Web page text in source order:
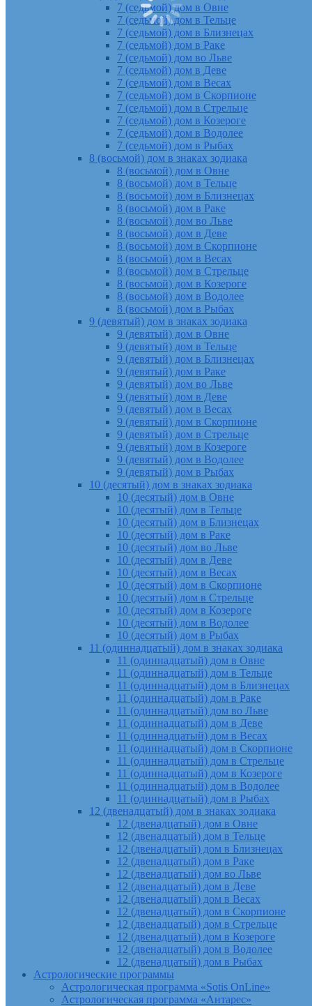
7 (седьмой) дом в Овне
7 (седьмой) дом в Тельце
7 (седьмой) дом в Близнецах
7 (седьмой) дом в Раке
7 (седьмой) дом во Льве
7 (седьмой) дом в Деве
7 (седьмой) дом в Весах
7 (седьмой) дом в Скорпионе
7 (седьмой) дом в Стрельце
7 (седьмой) дом в Козероге
7 (седьмой) дом в Водолее
7 (седьмой) дом в Рыбах
8 (восьмой) дом в знаках зодиака
8 (восьмой) дом в Овне
8 (восьмой) дом в Тельце
8 (восьмой) дом в Близнецах
8 (восьмой) дом в Раке
8 (восьмой) дом во Льве
8 (восьмой) дом в Деве
8 (восьмой) дом в Скорпионе
8 (восьмой) дом в Весах
8 (восьмой) дом в Стрельце
8 (восьмой) дом в Козероге
8 (восьмой) дом в Водолее
8 (восьмой) дом в Рыбах
9 (девятый) дом в знаках зодиака
9 (девятый) дом в Овне
9 (девятый) дом в Тельце
9 (девятый) дом в Близнецах
9 (девятый) дом в Раке
9 (девятый) дом во Льве
9 (девятый) дом в Деве
9 (девятый) дом в Весах
9 (девятый) дом в Скорпионе
9 (девятый) дом в Стрельце
9 (девятый) дом в Козероге
9 (девятый) дом в Водолее
9 (девятый) дом в Рыбах
10 (десятый) дом в знаках зодиака
10 (десятый) дом в Овне
10 (десятый) дом в Тельце
10 (десятый) дом в Близнецах
10 (десятый) дом в Раке
10 (десятый) дом во Льве
10 (десятый) дом в Деве
10 (десятый) дом в Весах
10 (десятый) дом в Скорпионе
10 (десятый) дом в Стрельце
10 (десятый) дом в Козероге
10 (десятый) дом в Водолее
10 (десятый) дом в Рыбах
11 (одиннадцатый) дом в знаках зодиака
11 (одиннадцатый) дом в Овне
11 (одиннадцатый) дом в Тельце
11 (одиннадцатый) дом в Близнецах
11 (одиннадцатый) дом в Раке
11 (одиннадцатый) дом во Льве
11 (одиннадцатый) дом в Деве
11 (одиннадцатый) дом в Весах
11 (одиннадцатый) дом в Скорпионе
11 (одиннадцатый) дом в Стрельце
11 (одиннадцатый) дом в Козероге
11 (одиннадцатый) дом в Водолее
11 (одиннадцатый) дом в Рыбах
12 (двенадцатый) дом в знаках зодиака
12 (двенадцатый) дом в Овне
12 (двенадцатый) дом в Тельце
12 (двенадцатый) дом в Близнецах
12 (двенадцатый) дом в Раке
12 (двенадцатый) дом во Льве
12 (двенадцатый) дом в Деве
12 (двенадцатый) дом в Весах
12 (двенадцатый) дом в Скорпионе
12 (двенадцатый) дом в Стрельце
12 (двенадцатый) дом в Козероге
12 (двенадцатый) дом в Водолее
12 (двенадцатый) дом в Рыбах
Астрологические программы
Астрологическая программа «Sotis OnLine»
Астрологическая программа «Антарес»